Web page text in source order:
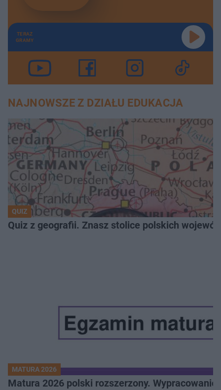
TERAZ
GRAMY
NAJNOWSZE Z DZIAŁU EDUKACJA
QUIZ
Quiz z geografii. Znasz stolice polskich
MATURA 2026
Matura 2026 polski rozszerzony.